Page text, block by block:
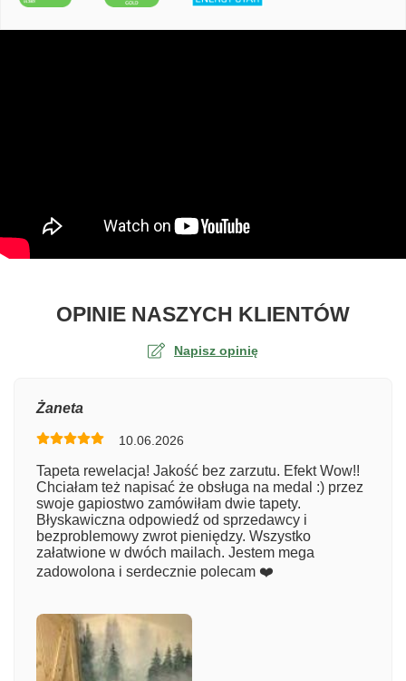
OPINIE NASZYCH KLIENTÓWO
Napisz opinię
Numer zamówienia
Imię
Żaneta
10.06.2026
Tapeta rewelacja! Jakość bez zarzutu. Efekt Wow!!
Chciałam też napisać że obsługa na medal :) przez
swoje gapiostwo zamówiłam dwie tapety.
Błyskawiczna odpowiedź od sprzedawcy i
bezproblemowy zwrot pieniędzy. Wszystko
załatwione w dwóch mailach. Jestem mega
zadowolona i serdecznie polecam ❤️